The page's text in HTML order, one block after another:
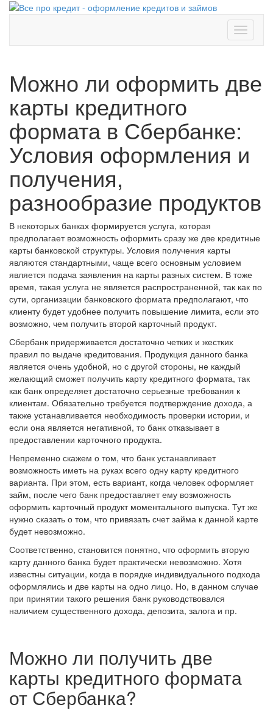
Toggle
Можно ли оформить две
карты кредитного
формата в Сбербанке:
Условия оформления и
получения,
разнообразие продуктов
В некоторых банках формируется услуга, которая
предполагает возможность оформить сразу же две кредитные
карты банковской структуры. Условия получения карты
являются стандартными, чаще всего основным условием
является подача заявления на карты разных систем. В тоже
время, такая услуга не является распространенной, так как по
сути, организации банковского формата предполагают, что
клиенту будет удобнее получить повышение лимита, если это
возможно, чем получить второй карточный продукт.
Сбербанк придерживается достаточно четких и жестких
правил по выдаче кредитования. Продукция данного банка
является очень удобной, но с другой стороны, не каждый
желающий сможет получить карту кредитного формата, так
как банк определяет достаточно серьезные требования к
клиентам. Обязательно требуется подтверждение дохода, а
также устанавливается необходимость проверки истории, и
если она является негативной, то банк отказывает в
предоставлении карточного продукта.
Непременно скажем о том, что банк устанавливает
возможность иметь на руках всего одну карту кредитного
варианта. При этом, есть вариант, когда человек оформляет
займ, после чего банк предоставляет ему возможность
оформить карточный продукт моментального выпуска. Тут же
нужно сказать о том, что привязать счет займа к данной карте
будет невозможно.
Соответственно, становится понятно, что оформить вторую
карту данного банка будет практически невозможно. Хотя
известны ситуации, когда в порядке индивидуального подхода
оформлялись и две карты на одно лицо. Но, в данном случае
при принятии такого решения банк руководствовался
наличием существенного дохода, депозита, залога и пр.
Можно ли получить две
карты кредитного формата
от Сбербанка?